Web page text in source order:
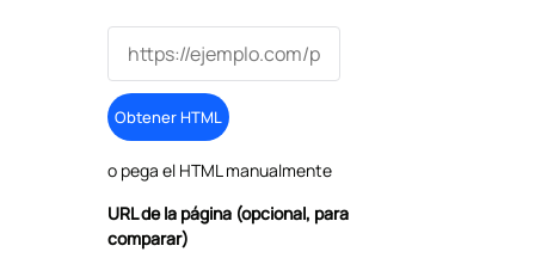
Obtener HTML
o pega el HTML manualmente
URL de la página (opcional, para
comparar)